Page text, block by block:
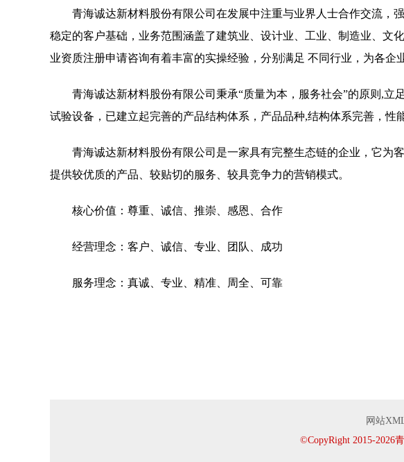
青海诚达新材料股份有限公司在发展中注重与业界人士合作交流，
稳定的客户基础，业务范围涵盖了建筑业、设计业、工业、制造业、文
业资质注册申请咨询有着丰富的实操经验，分别满足 不同行业，为各企
青海诚达新材料股份有限公司秉承“质量为本，服务社会”的原则,立
试验设备，已建立起完善的产品结构体系，产品品种,结构体系完善，性
青海诚达新材料股份有限公司是一家具有完整生态链的企业，它为
提供较优质的产品、较贴切的服务、较具竞争力的营销模式。
核心价值：尊重、诚信、推崇、感恩、合作
经营理念：客户、诚信、专业、团队、成功
服务理念：真诚、专业、精准、周全、可靠
网站
©CopyRight 2015-2026